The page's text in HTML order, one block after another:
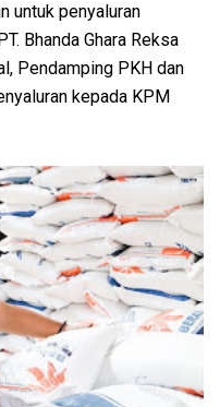
untuk penyaluran
Bhanda Ghara Reksa
Pendamping PKH dan
kepada KPM